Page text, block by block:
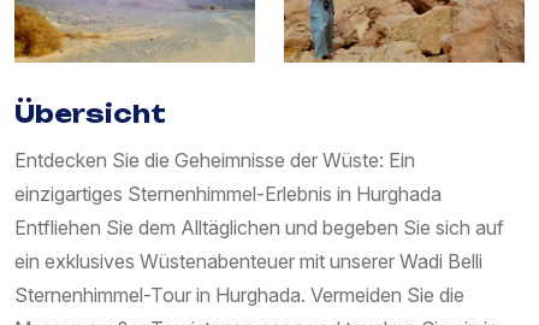
Übersicht
Entdecken Sie die Geheimnisse der Wüste: Ein
einzigartiges Sternenhimmel-Erlebnis in Hurghada
Entfliehen Sie dem Alltäglichen und begeben Sie sich auf
ein exklusives Wüstenabenteuer mit unserer Wadi Belli
Sternenhimmel-Tour in Hurghada. Vermeiden Sie die